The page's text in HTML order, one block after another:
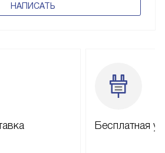
НАПИСАТЬ
Бесплатная